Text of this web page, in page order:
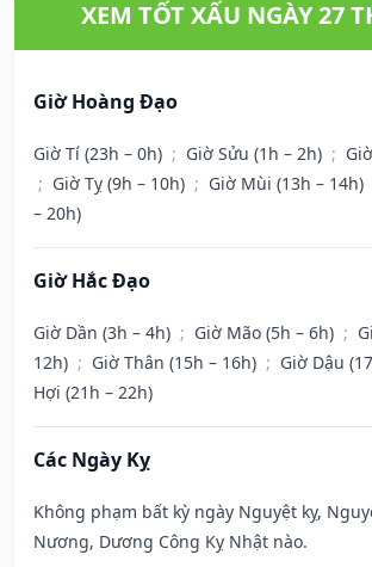
XEM TỐT XẤU NGÀY 27
Giờ Hoàng Đạo
Giờ Tí (23h – 0h) ; Giờ Sửu (1h – 2h) ;
; Giờ Tỵ (9h – 10h) ; Giờ Mùi (13h – 14h)
– 20h)
Giờ Hắc Đạo
Giờ Dần (3h – 4h) ; Giờ Mão (5h – 6h) ;
12h) ; Giờ Thân (15h – 16h) ; Giờ Dậu
Hợi (21h – 22h)
Các Ngày Kỵ
Không phạm bất kỳ ngày Nguyệt kỵ,
Nương, Dương Công Kỵ Nhật nào.